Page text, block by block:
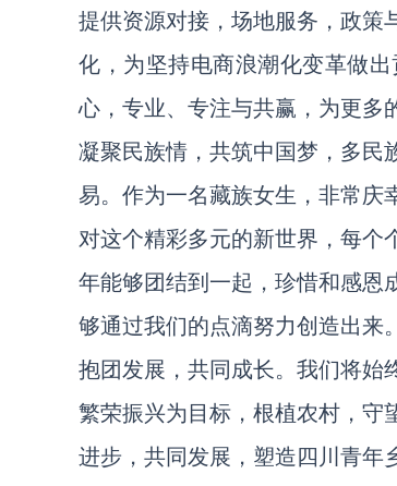
提供资源对接，场地服务，政策
化，为坚持电商浪潮化变革做
心，专业、专注与共赢，为更多
凝聚民族情，共筑中国梦，多民
易。作为一名藏族女生，非常庆
对这个精彩多元的新世界，每个
年能够团结到一起，珍惜和感恩
够通过我们的点滴努力创造出来。
抱团发展，共同成长。我们将始
繁荣振兴为目标，根植农村，守
进步，共同发展，塑造四川青年